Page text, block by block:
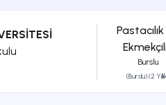
Burslu
(Burslu) (2